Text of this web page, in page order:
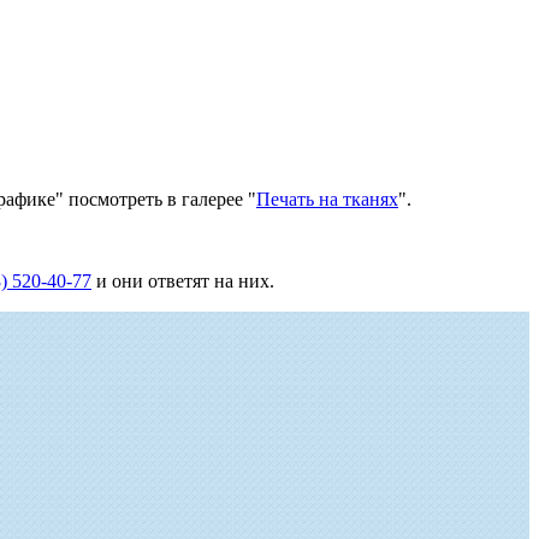
посмотреть в галерее "Печать на тканях".
520-40-77 и они ответят на них.